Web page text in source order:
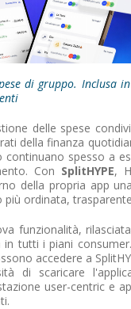
di gruppo. Inclusa
delle spese
della finanza
continuano spesso a
Con SplitHYPE,
della propria app
più ordinata,
funzionalità,
in tutti i piani
accedere a
di scaricare
user-centric e